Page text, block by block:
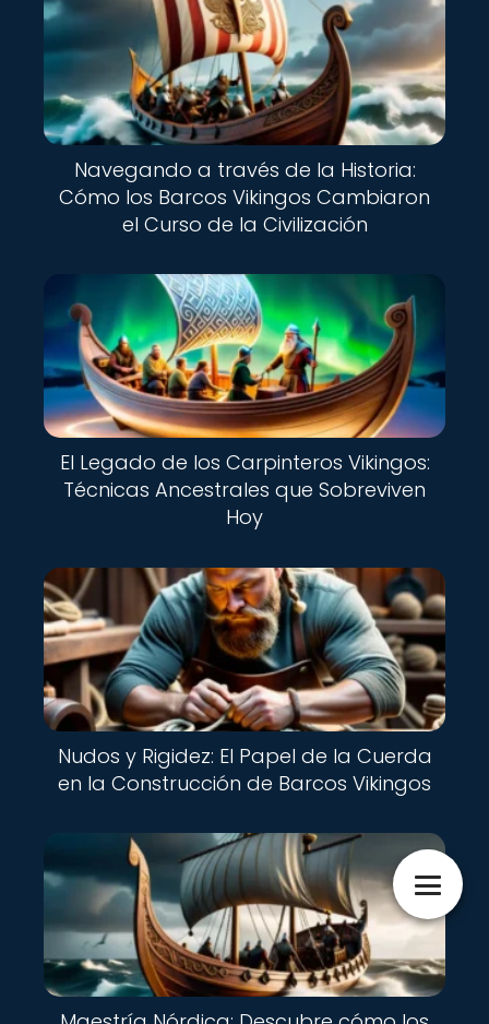
Navegando a través de la Historia:
Cómo los Barcos Vikingos Cambiaron
el Curso de la Civilización
El Legado de los Carpinteros Vikingos:
Técnicas Ancestrales que Sobreviven
Hoy
Nudos y Rigidez: El Papel de la Cuerda
en la Construcción de Barcos Vikingos